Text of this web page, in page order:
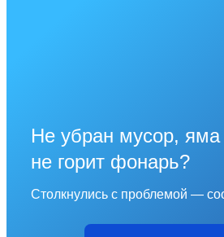
Не убран мусор, яма
не горит фонарь?
Столкнулись с проблемой —